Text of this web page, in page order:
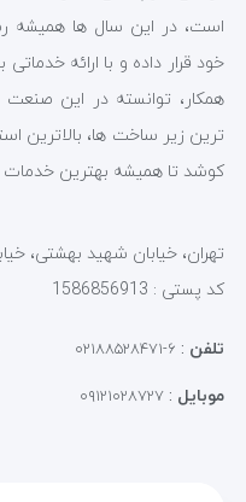
است، در این سال ها همیشه
خود قرار داده و با ارائه
ترین زیر ساخت ها، بالاترین
کوشد تا همیشه بهترین خدمات را
کد پستی : 1586856913
تلفن : ۶-۰۲۱۸۸۵۲۸۴۷۱
موبایل : ۰۹۱۲۱۰۲۸۷۲۷